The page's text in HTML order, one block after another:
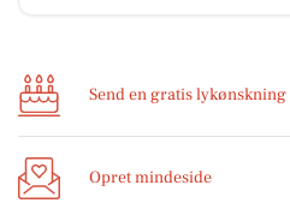
Send en gratis lykønskning
Opret mindeside